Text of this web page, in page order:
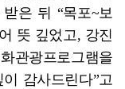
은 뒤 “목포~보
뜻 깊었고, 강진
관광프로그램을
감사드린다”고